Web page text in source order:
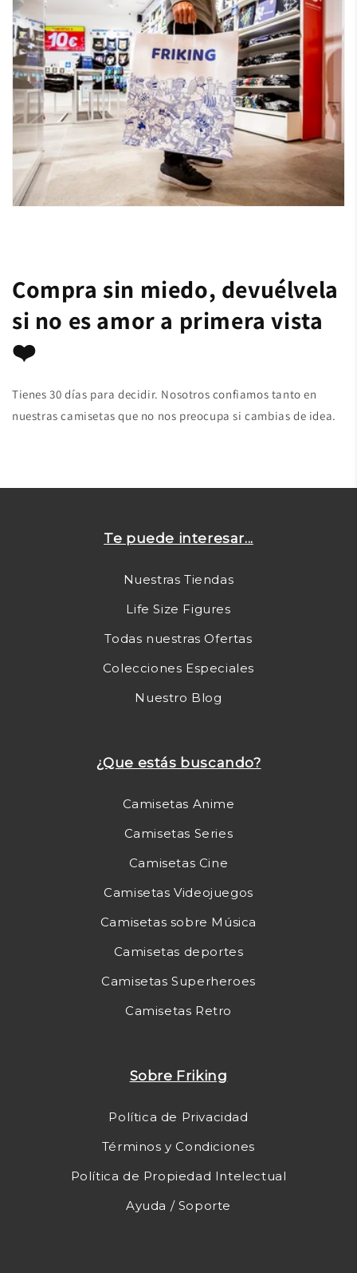
Compra sin miedo, devuélvela
si no es amor a primera vista
❤️
Tienes 30 días para decidir. Nosotros confiamos tanto en
nuestras camisetas que no nos preocupa si cambias de idea.
Te puede interesar...
Nuestras Tiendas
Life Size Figures
Todas nuestras Ofertas
Colecciones Especiales
Nuestro Blog
¿Que estás buscando?
Camisetas Anime
Camisetas Series
Camisetas Cine
Camisetas Videojuegos
Camisetas sobre Música
Camisetas deportes
Camisetas Superheroes
Camisetas Retro
Sobre Friking
Política de Privacidad
Términos y Condiciones
Política de Propiedad Intelectual
Ayuda / Soporte